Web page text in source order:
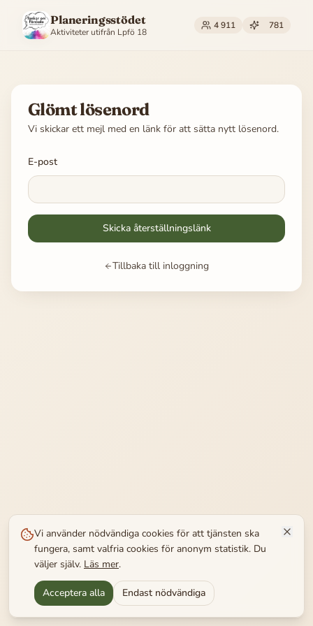
Planeringsstödet
Aktiviteter utifrån Lpfö 18
4 911 781
Glömt lösenord
Vi skickar ett mejl med en länk för att sätta nytt lösenord.
E-post
Skicka återställningslänk
Tillbaka till inloggning
Vi använder nödvändiga cookies för att tjänsten ska
fungera, samt valfria cookies för anonym statistik. Du
väljer själv. Läs mer.
Acceptera alla Endast nödvändiga